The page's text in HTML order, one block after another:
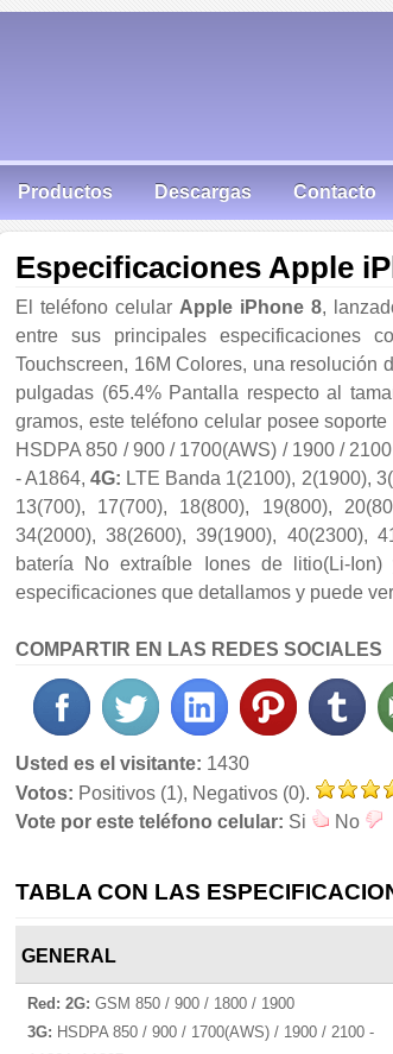
Productos Descargas Contacto
Especificaciones Apple
El teléfono celular Apple iPhone 8,
entre sus principales especificaciones
Touchscreen, 16M Colores, una resolución
pulgadas (65.4% Pantalla respecto al
gramos, este teléfono celular posee
HSDPA 850 / 900 / 1700(AWS) / 1900 /
- A1864,4G: LTE Banda 1(2100), 2(1900),
13(700), 17(700), 18(800), 19(800),
34(2000), 38(2600), 39(1900), 40(2300),
batería No extraíble Iones de litio(Li-
especificaciones que detallamos y puede
COMPARTIR EN LAS REDES SOCIALES
Usted es el visitante: 1430
Votos: Positivos (1), Negativos (0).
Vote por este teléfono celular: Si No
TABLA CON LAS
GENERAL
Red: 2G: GSM 850 / 900 / 1800 / 1900
3G: HSDPA 850 / 900 / 1700(AWS) / 1900 / 2100 -